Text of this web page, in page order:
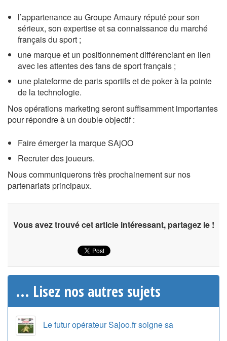
l’appartenance au Groupe Amaury réputé pour son
sérieux, son expertise et sa connaissance du marché
français du sport ;
une marque et un positionnement différenciant en lien
avec les attentes des fans de sport français ;
une plateforme de paris sportifs et de poker à la pointe
de la technologie.
Nos opérations marketing seront suffisamment importantes
pour répondre à un double objectif :
Faire émerger la marque SAjOO
Recruter des joueurs.
Nous communiquerons très prochainement sur nos
partenariats principaux.
Vous avez trouvé cet article intéressant, partagez le !
... Lisez nos autres sujets
Le futur opérateur Sajoo.fr soigne sa